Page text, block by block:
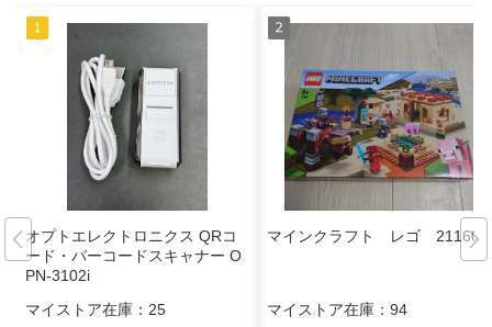
オプトエレクトロニクス QRコ
ード・バーコードスキャナー O
PN-3102i
マイストア在庫： 25
マインクラフト レゴ 21160
マイストア在庫： 94